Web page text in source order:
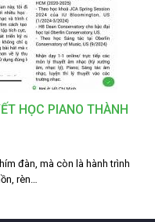
HỌC PIANO THÀNH
đàn, mà còn là hành trình
rèn…